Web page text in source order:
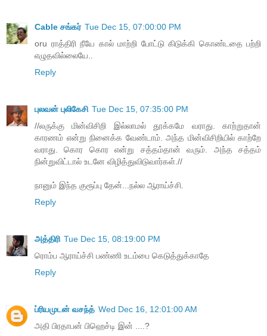
Cable சங்கர் Tue Dec 15, 07:00:00 PM
oru ராத்திரி நீயே கால் மாற்றி போட்டு கிடுக்கி கொண்டதை பற்றி
எழுதவில்லையே..
Reply
புலவன் புலிகேசி Tue Dec 15, 07:35:00 PM
//லருக்கு மின்விசிறி இல்லாமல் தூக்கமே வராது. காற்றுதான்
காரணம் என்று நினைக்க வேண்டாம். அந்த மின்விசிறியில் காற்றே
வராது. கொர கொர என்று சத்தம்தான் வரும். அந்த சத்தம்
நின்றுவிட்டால் உடனே விழித்துவிடுவார்கள்.//
நானும் இந்த குரூப்பு தேன்...நல்ல ஆராய்ச்சி.
Reply
அத்திரி Tue Dec 15, 08:19:00 PM
ரொம்ப ஆராய்ச்சி பண்ணி உடம்பை கெடுத்துக்காதே
Reply
ப்ரியமுடன் வசந்த் Wed Dec 16, 12:01:00 AM
அதி பிரதாபன் பிஹெச்டி இன் ....?